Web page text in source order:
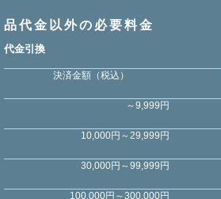
品代金以外の必要料金
代金引換
決済金額（税込）
～9,999円
10,000円～29,999円
30,000円～99,999円
100,000円～300,000円